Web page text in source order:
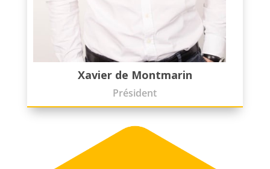
Xavier de Montmarin
Président